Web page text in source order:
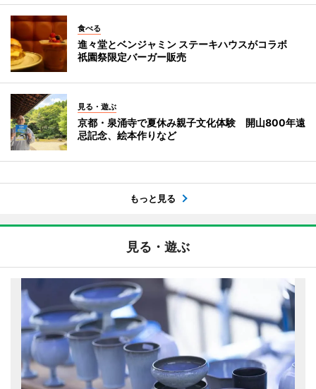
食べる
進々堂とベンジャミン ステーキハウスがコラボ
祇園祭限定バーガー販売
見る・遊ぶ
京都・泉涌寺で夏休み親子文化体験 開山800年遠
忌記念、絵本作りなど
もっと見る
見る・遊ぶ